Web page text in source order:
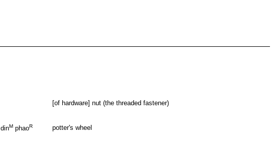
[of hardware] nut (the threaded fastener)
dinM phaoR potter's wheel